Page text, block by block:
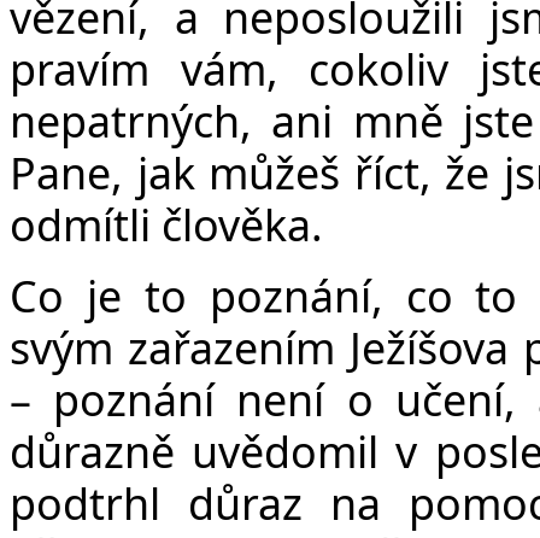
vězení, a neposloužili
pravím vám, cokoliv
nepatrných, ani mně
Pane, jak můžeš říct, že
odmítli člověka.
Co je to poznání, co to
svým zařazením
– poznání není o
důrazně uvědomil v
podtrhl důraz na